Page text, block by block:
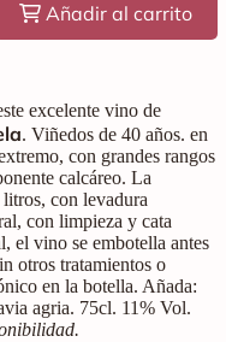
Añadir al carrito
excelente vino de
. Viñedos de 40 años. en
con grandes rangos
calcáreo. La
con levadura
con limpieza y cata
el vino se embotella antes
otros tratamientos o
en la botella. Añada:
agria. 75cl. 11% Vol.